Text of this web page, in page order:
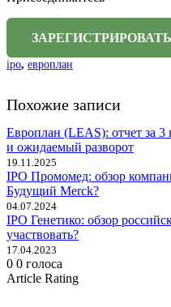
ipo, европлан
Похожие записи
Европлан (LEAS): отчет за
и ожидаемый разворот
19.11.2025
IPO Промомед: обзор
Будущий Merck?
04.07.2024
IPO Генетико: обзор
участвовать?
17.04.2023
0 0 голоса
Article Rating